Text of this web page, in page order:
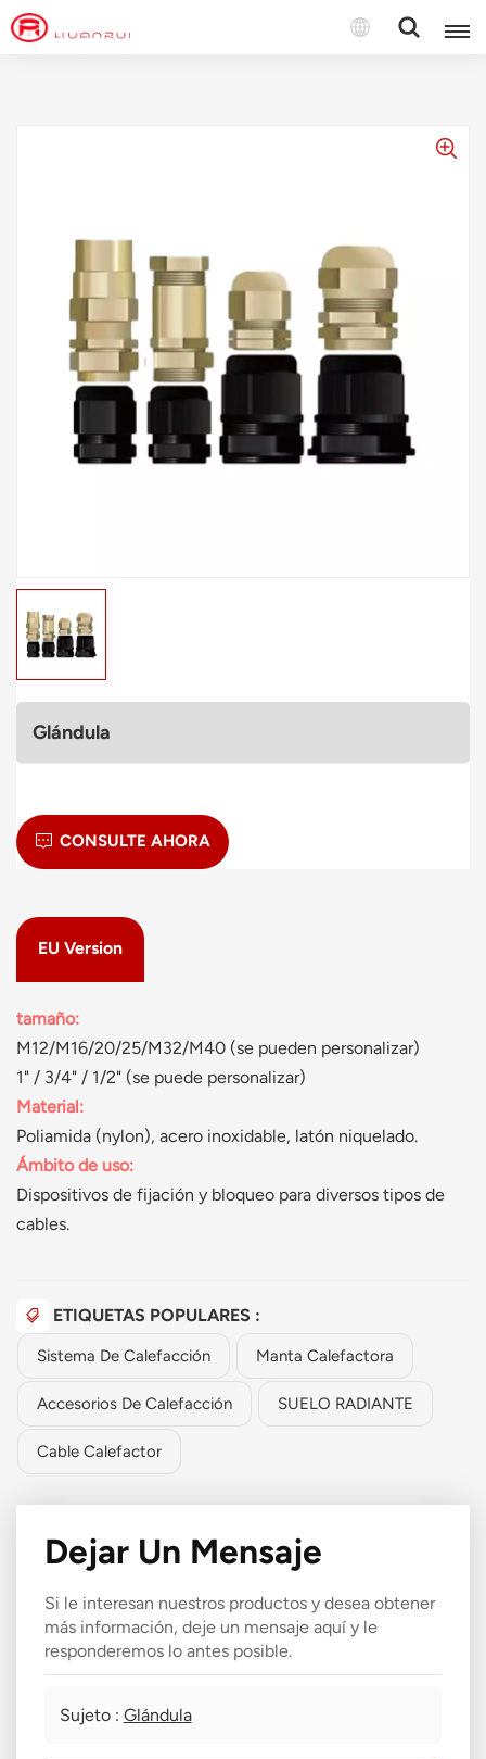
Español
русский
italiano
español
português
Glándula
CONSULTE AHORA
EU Version
tamaño:
M12/M16/20/25/M32/M40 (se pueden personalizar)
1" / 3/4" / 1/2" (se puede personalizar)
Material:
Poliamida (nylon), acero inoxidable, latón niquelado.
Ámbito de uso:
Dispositivos de fijación y bloqueo para diversos tipos de
cables.
ETIQUETAS POPULARES :
Sistema De Calefacción Manta Calefactora
Accesorios De Calefacción SUELO RADIANTE
Cable Calefactor
Dejar Un Mensaje
Si le interesan nuestros productos y desea obtener
más información, deje un mensaje aquí y le
responderemos lo antes posible.
Sujeto : Glándula